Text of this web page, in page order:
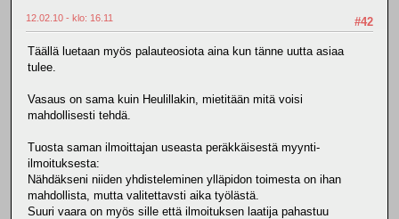
#42
12.02.10 - klo: 16.11
Täällä luetaan myös palauteosiota aina kun tänne uutta asiaa
tulee.
Vasaus on sama kuin Heulillakin, mietitään mitä voisi
mahdollisesti tehdä.
Tuosta saman ilmoittajan useasta peräkkäisestä myynti-
ilmoituksesta:
Nähdäkseni niiden yhdisteleminen ylläpidon toimesta on ihan
mahdollista, mutta valitettavsti aika työlästä.
Suuri vaara on myös sille että ilmoituksen laatija pahastuu